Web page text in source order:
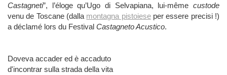
Castagneti”, l’éloge qu’Ugo di Selvapiana, lui-même custode
venu de Toscane (dalla montagna pistoieseper essere precisi !)
a déclamé lors du Festival Castagneto Acustico.
Doveva accader ed è accaduto
d'incontrar sulla strada della vita